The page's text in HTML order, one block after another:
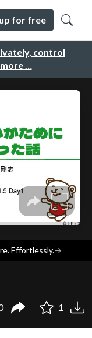
control
…
for free
Effortlessly.→
1